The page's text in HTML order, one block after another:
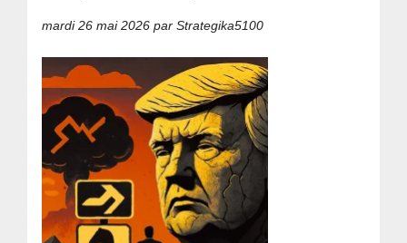
mardi 26 mai 2026 par Strategika5100